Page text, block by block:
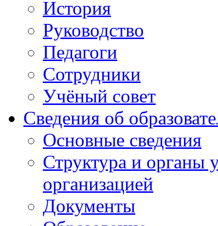
История
Руководство
Педагоги
Сотрудники
Учёный совет
Сведения об
Основные сведения
Структура и органы
организацией
Документы